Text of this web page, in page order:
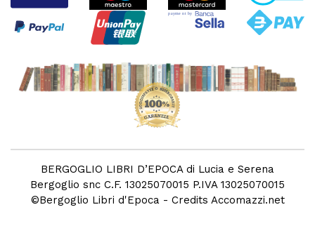
BERGOGLIO LIBRI D’EPOCA di Lucia e Serena
Bergoglio snc C.F. 13025070015 P.IVA 13025070015
©Bergoglio Libri d'Epoca - Credits Accomazzi.net